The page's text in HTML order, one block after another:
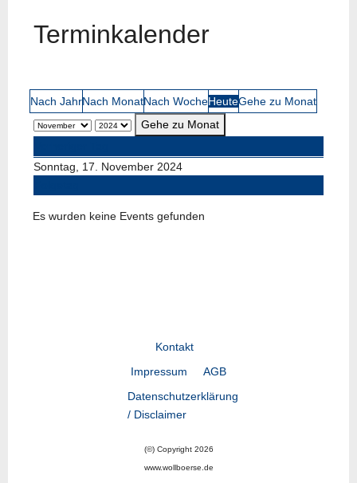
Terminkalender
Nach JahrNach MonatNach WocheHeuteGehe zu Monat
Gehe zu Monat
Sonntag, 17. November 2024
Es wurden keine Events gefunden
Kontakt
Impressum
AGB
Datenschutzerklärung
/ Disclaimer
(©) Copyright 2026
www.wollboerse.de